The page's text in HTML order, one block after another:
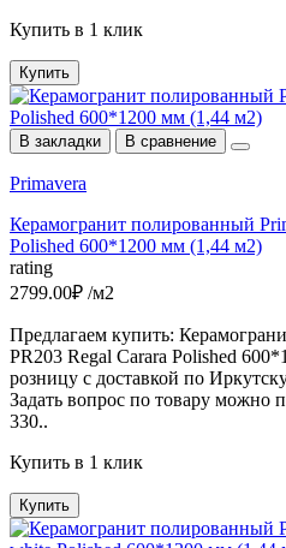
Купить в 1 клик
Купить
В закладки В сравнение
Primavera
Керамогранит полированный
Polished 600*1200 мм (1,44 м2)
rating
2799.00₽ /м2
Предлагаем купить:
PR203 Regal Carara Polished
розницу с доставкой по
Задать вопрос по товару можно
330..
Купить в 1 клик
Купить